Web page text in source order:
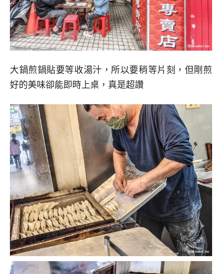
大鍋煎鍋貼要等收湯汁，所以要稍等片刻，但剛煎
好的美味卻能即時上桌，真是超讚